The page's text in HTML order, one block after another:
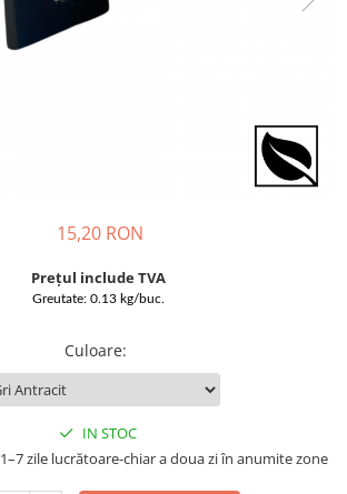
15,20 RON
Prețul include TVA
Greutate: 0.13 kg/buc.
Culoare:
IN STOC
1–7 zile lucrătoare-chiar a doua zi în anumite zone